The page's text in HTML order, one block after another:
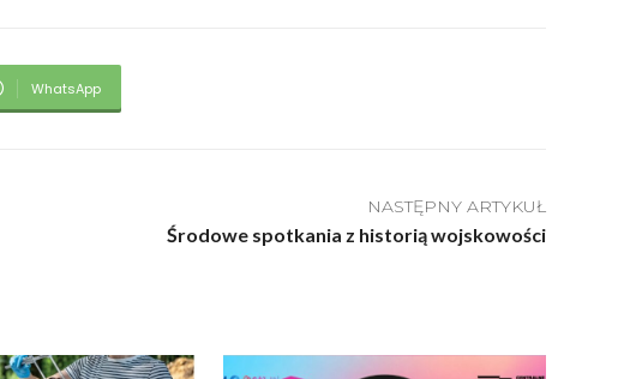
WhatsApp
NASTĘPNY ARTYKUŁ
Środowe spotkania z historią wojskowości